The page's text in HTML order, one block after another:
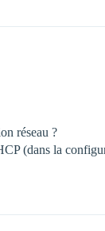
réseau ?
(dans la